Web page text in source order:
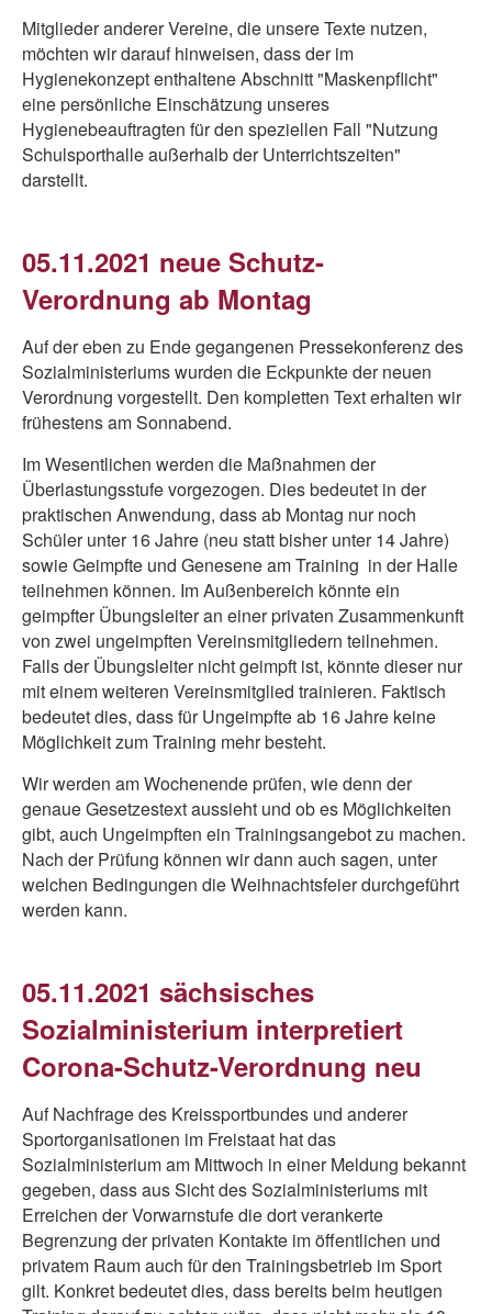
Mitglieder anderer Vereine, die unsere Texte nutzen,
möchten wir darauf hinweisen, dass der im
Hygienekonzept enthaltene Abschnitt "Maskenpflicht"
eine persönliche Einschätzung unseres
Hygienebeauftragten für den speziellen Fall "Nutzung
Schulsporthalle außerhalb der Unterrichtszeiten"
darstellt.
05.11.2021 neue Schutz-
Verordnung ab Montag
Auf der eben zu Ende gegangenen Pressekonferenz des
Sozialministeriums wurden die Eckpunkte der neuen
Verordnung vorgestellt. Den kompletten Text erhalten wir
frühestens am Sonnabend.
Im Wesentlichen werden die Maßnahmen der
Überlastungsstufe vorgezogen. Dies bedeutet in der
praktischen Anwendung, dass ab Montag nur noch
Schüler unter 16 Jahre (neu statt bisher unter 14 Jahre)
sowie Geimpfte und Genesene am Training in der Halle
teilnehmen können. Im Außenbereich könnte ein
geimpfter Übungsleiter an einer privaten Zusammenkunft
von zwei ungeimpften Vereinsmitgliedern teilnehmen.
Falls der Übungsleiter nicht geimpft ist, könnte dieser nur
mit einem weiteren Vereinsmitglied trainieren. Faktisch
bedeutet dies, dass für Ungeimpfte ab 16 Jahre keine
Möglichkeit zum Training mehr besteht.
Wir werden am Wochenende prüfen, wie denn der
genaue Gesetzestext aussieht und ob es Möglichkeiten
gibt, auch Ungeimpften ein Trainingsangebot zu machen.
Nach der Prüfung können wir dann auch sagen, unter
welchen Bedingungen die Weihnachtsfeier durchgeführt
werden kann.
05.11.2021 sächsisches
Sozialministerium interpretiert
Corona-Schutz-Verordnung neu
Auf Nachfrage des Kreissportbundes und anderer
Sportorganisationen im Freistaat hat das
Sozialministerium am Mittwoch in einer Meldung bekannt
gegeben, dass aus Sicht des Sozialministeriums mit
Erreichen der Vorwarnstufe die dort verankerte
Begrenzung der privaten Kontakte im öffentlichen und
privatem Raum auch für den Trainingsbetrieb im Sport
gilt. Konkret bedeutet dies, dass bereits beim heutigen